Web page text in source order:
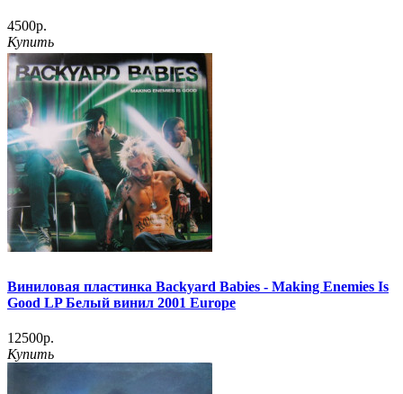
4500р.
Купить
Виниловая пластинка Backyard Babies - Making Enemies Is
Good LP Белый винил 2001 Europe
12500р.
Купить